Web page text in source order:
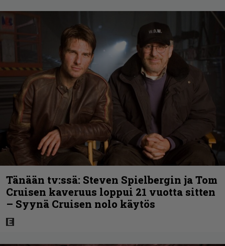
Tänään tv:ssä: Steven Spielbergin ja Tom
Cruisen kaveruus loppui 21 vuotta sitten
– Syynä Cruisen nolo käytös